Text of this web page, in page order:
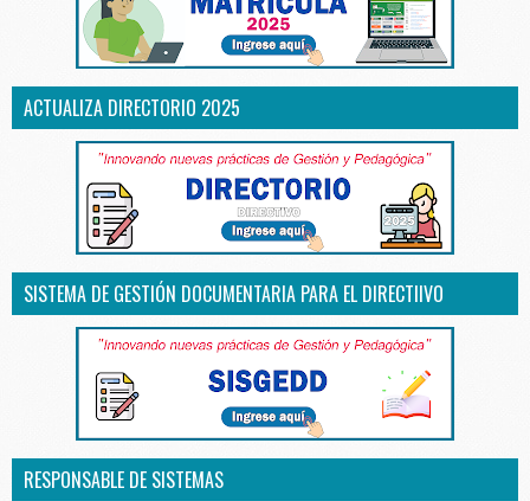
ACTUALIZA DIRECTORIO 2025
SISTEMA DE GESTIÓN DOCUMENTARIA PARA EL DIRECTIIVO
RESPONSABLE DE SISTEMAS